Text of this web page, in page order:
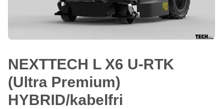
NEXTTECH L X6 U-RTK
(Ultra Premium)
HYBRID/kabelfri